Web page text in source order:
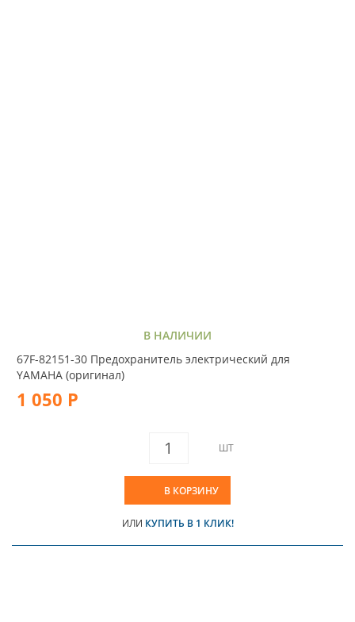
В НАЛИЧИИ
67F-82151-30 Предохранитель электрический для
YAMAHA (оригинал)
1 050 Р
ШТ
В КОРЗИНУ
ИЛИ КУПИТЬ В 1 КЛИК!